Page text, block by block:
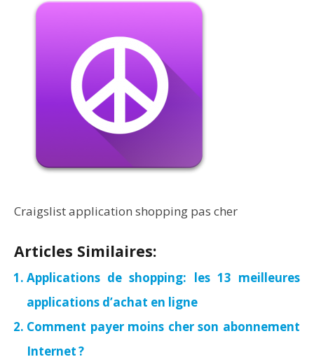
Craigslist application shopping pas cher
Articles Similaires:
Applications de shopping: les 13 meilleures
applications d’achat en ligne
Comment payer moins cher son abonnement
Internet ?